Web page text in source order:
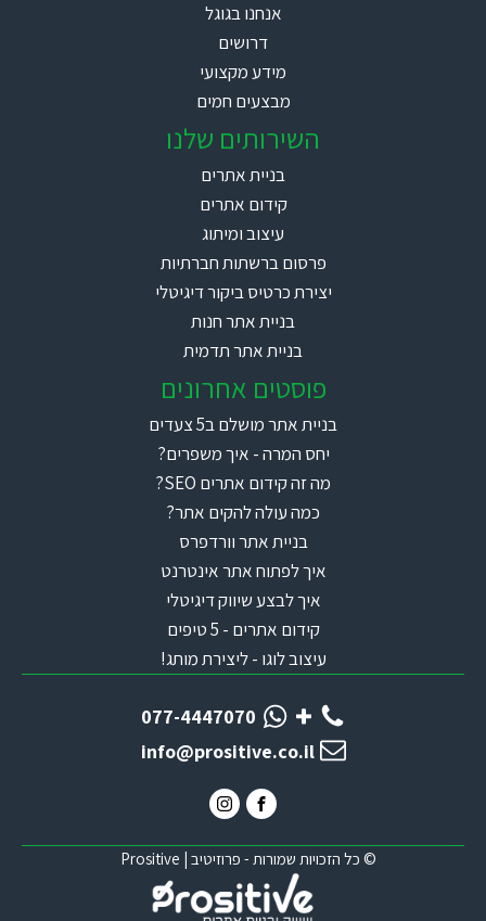
אנחנו בגוגל
דרושים
מידע מקצועי
מבצעים חמים
השירותים שלנו
בניית אתרים
קידום אתרים
עיצוב ומיתוג
פרסום ברשתות חברתיות
יצירת כרטיס ביקור דיגיטלי
בניית אתר חנות
בניית אתר תדמית
פוסטים אחרונים
בניית אתר מושלם ב5 צעדים
יחס המרה - איך משפרים?
מה זה קידום אתרים SEO?
כמה עולה להקים אתר?
בניית אתר וורדפרס
איך לפתוח אתר אינטרנט
איך לבצע שיווק דיגיטלי
קידום אתרים - 5 טיפים
עיצוב לוגו - ליצירת מותג!
077-4447070
info@prositive.co.il
© כל הזכויות שמורות - פרוזיטיב | Prositive